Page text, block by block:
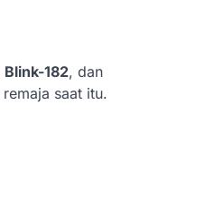
Blink-182, dan
saat itu.